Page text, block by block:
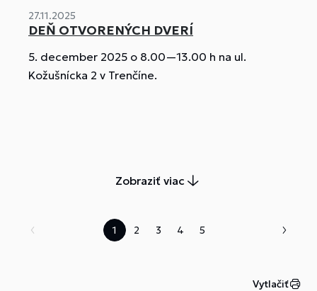
27.11.2025
DEŇ OTVORENÝCH DVERÍ
5. december 2025 o 8.00—13.00 h na ul.
Kožušnícka 2 v Trenčíne.
Zobraziť viac
1 2 3 4 5
Vytlačiť